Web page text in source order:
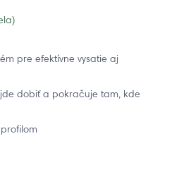
pre efektívne vysatie aj
dobiť a pokračuje tam, kde